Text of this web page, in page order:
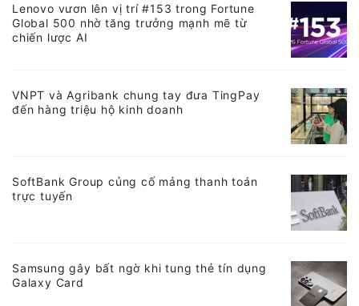
Lenovo vươn lên vị trí #153 trong Fortune
Global 500 nhờ tăng trưởng mạnh mẽ từ
chiến lược AI
VNPT và Agribank chung tay đưa TingPay
đến hàng triệu hộ kinh doanh
SoftBank Group củng cố mảng thanh toán
trực tuyến
Samsung gây bất ngờ khi tung thẻ tín dụng
Galaxy Card